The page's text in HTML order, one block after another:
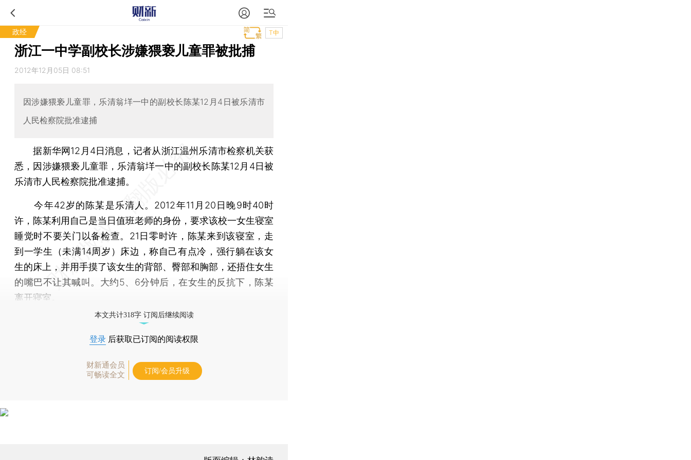
政经 T中
浙江一中学副校长涉嫌猥亵儿童罪被批捕
2012年12月05日 08:51
因涉嫌猥亵儿童罪，乐清翁垟一中的副校长陈某12月4日被乐清市
人民检察院批准逮捕
据新华网12月4日消息，记者从浙江温州乐清市检察机关获
悉，因涉嫌猥亵儿童罪，乐清翁垟一中的副校长陈某12月4日被
乐清市人民检察院批准逮捕。
今年42岁的陈某是乐清人。2012年11月20日晚9时40时
许，陈某利用自己是当日值班老师的身份，要求该校一女生寝室
睡觉时不要关门以备检查。21日零时许，陈某来到该寝室，走
到一学生（未满14周岁）床边，称自己有点冷，强行躺在该女
生的床上，并用手摸了该女生的背部、臀部和胸部，还捂住女生
的嘴巴不让其喊叫。大约5、6分钟后，在女生的反抗下，陈某
离开寝室。
本文共计318字 订阅后继续阅读
登录 后获取已订阅的阅读权限
财新通会员
可畅读全文
订阅/会员升级